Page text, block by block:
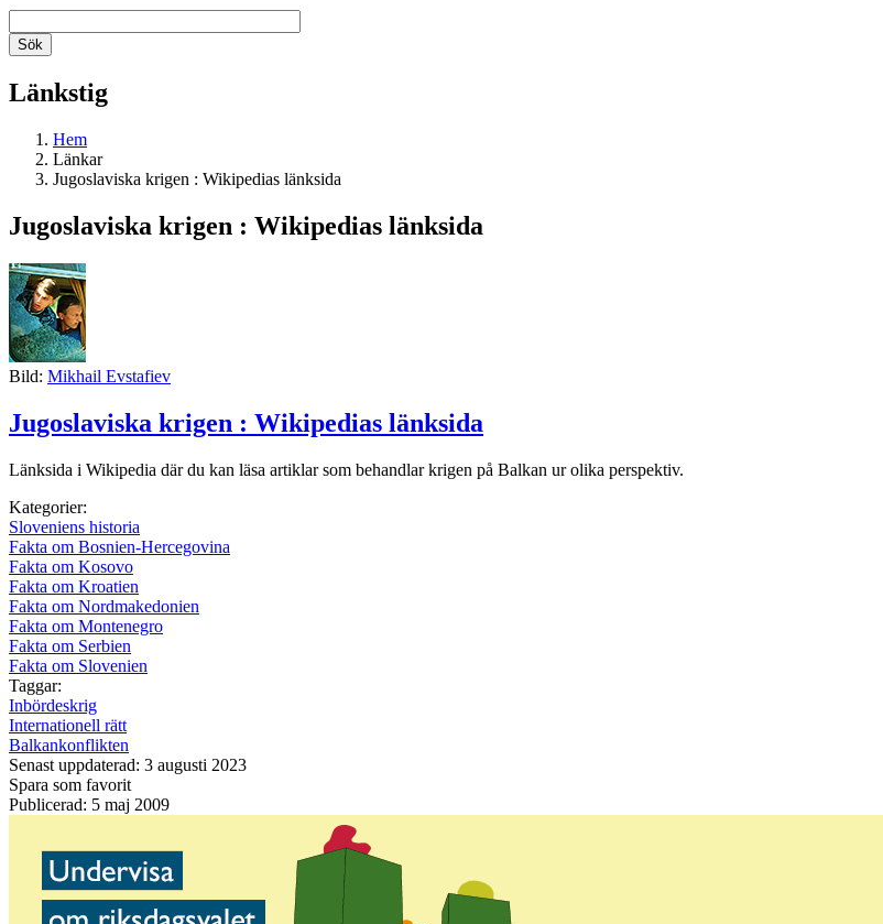
Länkstig
Hem
Länkar
Jugoslaviska krigen : Wikipedias länksida
Jugoslaviska krigen : Wikipedias länksida
Bild: Mikhail Evstafiev
Jugoslaviska krigen : Wikipedias länksida
Länksida i Wikipedia där du kan läsa artiklar som behandlar krigen på Balkan ur olika perspektiv.
Kategorier:
Sloveniens historia
Fakta om Bosnien-Hercegovina
Fakta om Kosovo
Fakta om Kroatien
Fakta om Nordmakedonien
Fakta om Montenegro
Fakta om Serbien
Fakta om Slovenien
Taggar:
Inbördeskrig
Internationell rätt
Balkankonflikten
Senast uppdaterad: 3 augusti 2023
Spara som favorit
Publicerad: 5 maj 2009